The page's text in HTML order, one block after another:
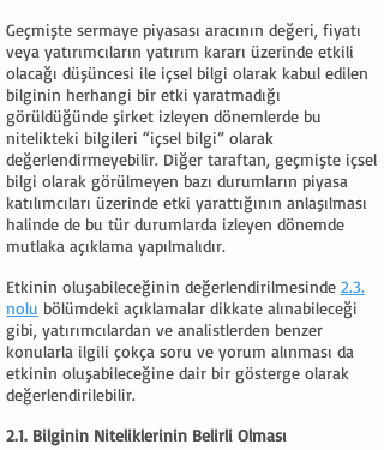
Geçmişte sermaye piyasası aracının değeri, fiyatı
veya yatırımcıların yatırım kararı üzerinde etkili
olacağı düşüncesi ile içsel bilgi olarak kabul edilen
bilginin herhangi bir etki yaratmadığı
görüldüğünde şirket izleyen dönemlerde bu
nitelikteki bilgileri “içsel bilgi” olarak
değerlendirmeyebilir. Diğer taraftan, geçmişte içsel
bilgi olarak görülmeyen bazı durumların piyasa
katılımcıları üzerinde etki yarattığının anlaşılması
halinde de bu tür durumlarda izleyen dönemde
mutlaka açıklama yapılmalıdır.
Etkinin oluşabileceğinin değerlendirilmesinde 2.3.
nolu bölümdeki açıklamalar dikkate alınabileceği
gibi, yatırımcılardan ve analistlerden benzer
konularla ilgili çokça soru ve yorum alınması da
etkinin oluşabileceğine dair bir gösterge olarak
değerlendirilebilir.
2.1. Bilginin Niteliklerinin Belirli Olması